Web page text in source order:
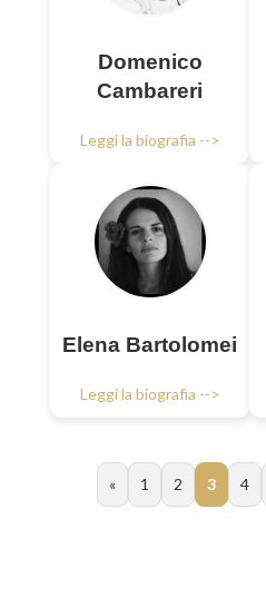
Domenico
Cambareri
Leggi la biografia -->
Elena Bartolomei
Leggi la biografia -->
« 1 2 3 4